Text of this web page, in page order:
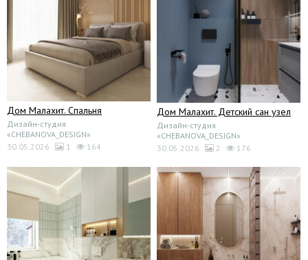
Дом Малахит. Спальня
Дизайн-студия
«CHEBANOVA_DESIGN»
30.05.2026
1 164
Дом Малахит. Детский сан узел
Дизайн-студия
«CHEBANOVA_DESIGN»
30.05.2026
2 176